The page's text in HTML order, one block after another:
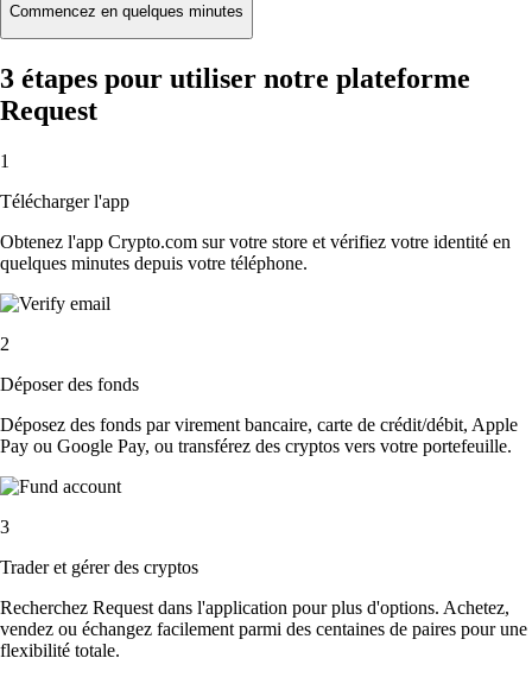
Commencez en quelques minutes
3 étapes pour utiliser notre plateforme
Request
1
Télécharger l'app
Obtenez l'app Crypto.com sur votre store et vérifiez votre identité en
quelques minutes depuis votre téléphone.
2
Déposer des fonds
Déposez des fonds par virement bancaire, carte de crédit/débit, Apple
Pay ou Google Pay, ou transférez des cryptos vers votre portefeuille.
3
Trader et gérer des cryptos
Recherchez Request dans l'application pour plus d'options. Achetez,
vendez ou échangez facilement parmi des centaines de paires pour une
flexibilité totale.